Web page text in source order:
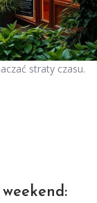
straty czasu.